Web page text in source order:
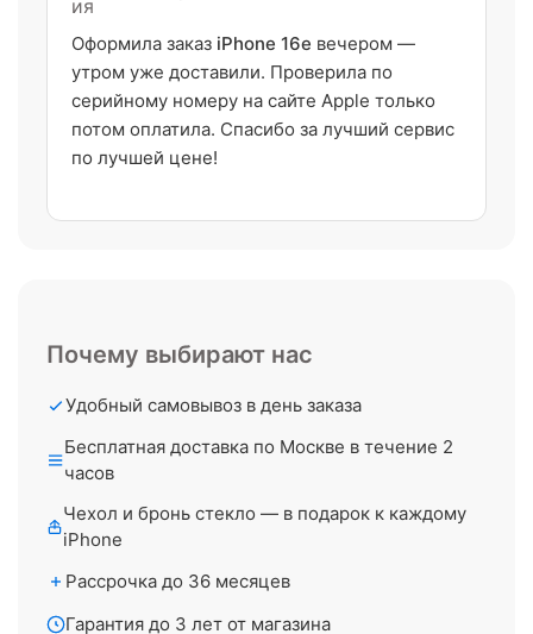
Оформила заказ iPhone 16e вечером —
утром уже доставили. Проверила по
серийному номеру на сайте Apple только
потом оплатила. Спасибо за лучший сервис
по лучшей цене!
Почему выбирают нас
Удобный самовывоз в день заказа
Бесплатная доставка по Москве в течение 2
часов
Чехол и бронь стекло — в подарок к каждому
iPhone
Рассрочка до 36 месяцев
Гарантия до 3 лет от магазина